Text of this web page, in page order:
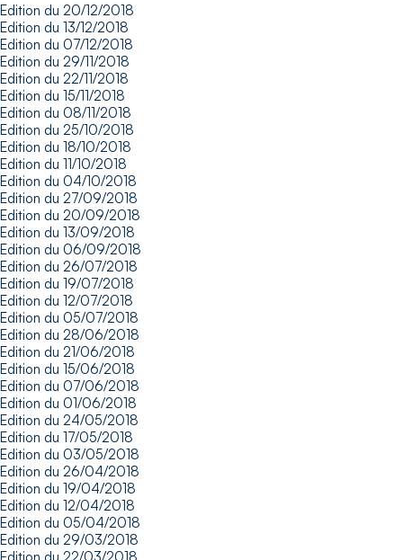
Edition du 20/12/2018
Edition du 13/12/2018
Edition du 07/12/2018
Edition du 29/11/2018
Edition du 22/11/2018
Edition du 15/11/2018
Edition du 08/11/2018
Edition du 25/10/2018
Edition du 18/10/2018
Edition du 11/10/2018
Edition du 04/10/2018
Edition du 27/09/2018
Edition du 20/09/2018
Edition du 13/09/2018
Edition du 06/09/2018
Edition du 26/07/2018
Edition du 19/07/2018
Edition du 12/07/2018
Edition du 05/07/2018
Edition du 28/06/2018
Edition du 21/06/2018
Edition du 15/06/2018
Edition du 07/06/2018
Edition du 01/06/2018
Edition du 24/05/2018
Edition du 17/05/2018
Edition du 03/05/2018
Edition du 26/04/2018
Edition du 19/04/2018
Edition du 12/04/2018
Edition du 05/04/2018
Edition du 29/03/2018